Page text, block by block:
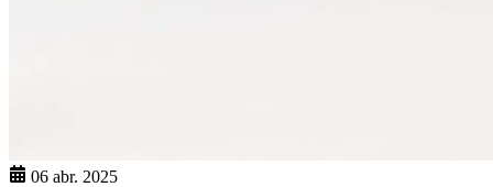
06 abr. 2025